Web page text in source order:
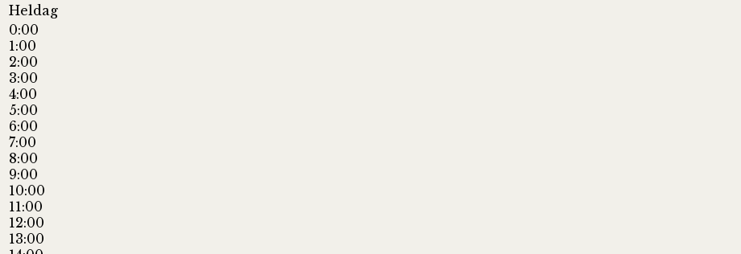
Heldag
0:00
1:00
2:00
3:00
4:00
5:00
6:00
7:00
8:00
9:00
10:00
11:00
12:00
13:00